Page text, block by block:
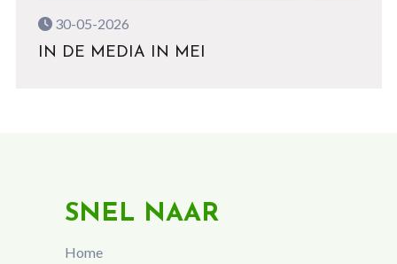
30-05-2026
IN DE MEDIA IN MEI
SNEL NAAR
Home